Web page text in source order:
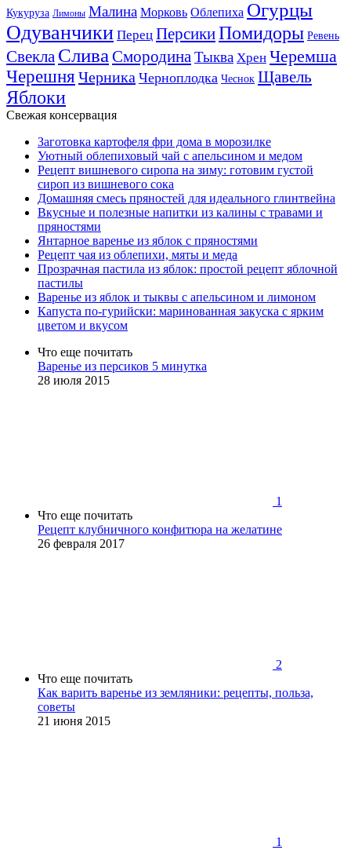
Кукуруза Лимоны Малина Морковь Облепиха Огурцы
Одуванчики Перец ПерсикиПомидоры Ревень
Свекла Слива Смородина Тыква Хрен Черемша
Черешня Черника Черноплодка Чеснок Щавель
Яблоки
Свежая консервация
Заготовка картофеля фри дома в морозилке
Уютный облепиховый чай с апельсином и медом
Рецепт вишневого сиропа на зиму: готовим густой
сироп из вишневого сока
Домашняя смесь пряностей для идеального глинтвейна
Вкусные и полезные напитки из калины с травами и
пряностями
Янтарное варенье из яблок с пряностями
Рецепт чая из облепихи, мяты и меда
Прозрачная пастила из яблок: простой рецепт яблочной
пастилы
Варенье из яблок и тыквы с апельсином и лимоном
Капуста по-гурийски: маринованная закуска с ярким
цветом и вкусом
Что еще почитать
Варенье из персиков 5 минутка
28 июля 2015
1
Что еще почитать
Рецепт клубничного конфитюра на желатине
26 февраля 2017
2
Что еще почитать
Как варить варенье из земляники: рецепты, польза,
советы
21 июня 2015
1